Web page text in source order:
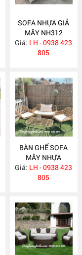
SOFA NHỰA GIẢ
MÂY NH312
Giá: LH - 0938 423
805
BÀN GHẾ SOFA
MÂY NHỰA
NH309
Giá: LH - 0938 423
805